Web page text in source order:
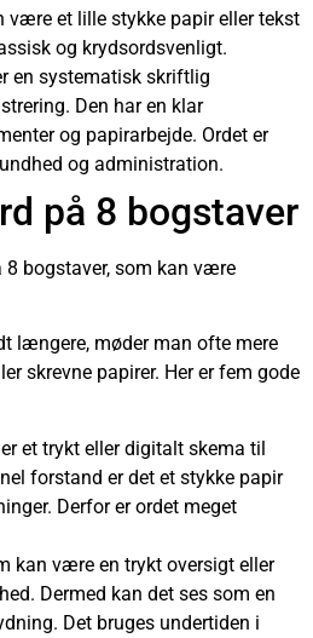
være et lille stykke papir eller tekst
og krydsordsvenligt.
en systematisk skriftlig
Den har en klar
og papirarbejde. Ordet er
og administration.
på 8 bogstaver
8 bogstaver, som kan være
længere, møder man ofte mere
skrevne papirer. Her er fem gode
et trykt eller digitalt skema til
forstand er det et stykke papir
Derfor er ordet meget
kan være en trykt oversigt eller
Dermed kan det ses som en
Det bruges undertiden i